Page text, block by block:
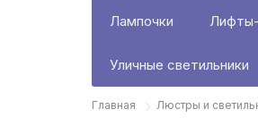
Лампочки
Уличные светильники
Главная Люстры и